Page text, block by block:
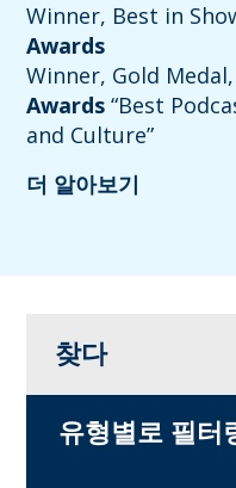
Winner, Best in
Awards
Winner, Gold Medal,
Awards “Best
and Culture”
더 알아보기
유형별로 필터
찾다